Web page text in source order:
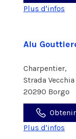
Plus d'infos
Alu
Charpentier,
Strada Vecchia
20290 Borgo
Plus d'infos